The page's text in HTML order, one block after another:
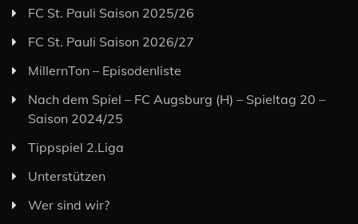
FC St. Pauli Saison 2025/26
FC St. Pauli Saison 2026/27
MillernTon – Episodenliste
Nach dem Spiel – FC Augsburg (H) – Spieltag 20 –
Saison 2024/25
Tippspiel 2.Liga
Unterstützen
Wer sind wir?